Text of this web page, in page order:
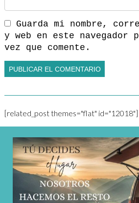
Guarda mi nombre,
y web en este navegador
vez que comente.
[related_post themes="flat" id="12018"]